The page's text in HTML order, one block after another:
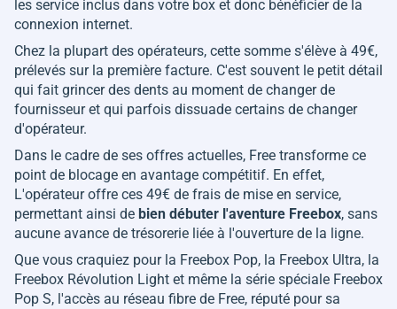
les service inclus dans votre box et donc bénéficier de la
connexion internet.
Chez la plupart des opérateurs, cette somme s'élève à 49€,
prélevés sur la première facture. C'est souvent le petit détail
qui fait grincer des dents au moment de changer de
fournisseur et qui parfois dissuade certains de changer
d'opérateur.
Dans le cadre de ses offres actuelles, Free transforme ce
point de blocage en avantage compétitif. En effet,
L'opérateur offre ces 49€ de frais de mise en service,
permettant ainsi de bien débuter l'aventure Freebox, sans
aucune avance de trésorerie liée à l'ouverture de la ligne.
Que vous craquiez pour la Freebox Pop, la Freebox Ultra, la
Freebox Révolution Light et même la série spéciale Freebox
Pop S, l'accès au réseau fibre de Free, réputé pour sa